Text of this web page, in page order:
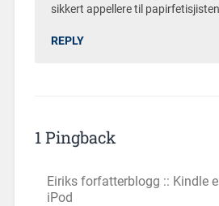
sikkert appellere til
REPLY
1 Pingback
Eiriks forfatterblogg :: Kindle
iPod